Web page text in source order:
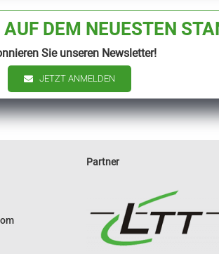
DEM NEUESTEN
Sie unseren Newsletter!
JETZT ANMELDEN
Partner